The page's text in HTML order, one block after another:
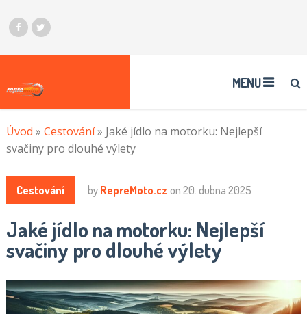
MENU
Úvod » Cestování» Jaké jídlo na motorku: Nejlepší
svačiny pro dlouhé výlety
Cestování by RepreMoto.cz on 20. dubna 2025
Jaké jídlo na motorku: Nejlepší
svačiny pro dlouhé výlety